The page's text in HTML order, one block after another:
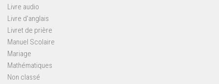
Livre audio
Livre d'anglais
Livret de prière
Manuel Scolaire
Mariage
Mathématiques
Non classé